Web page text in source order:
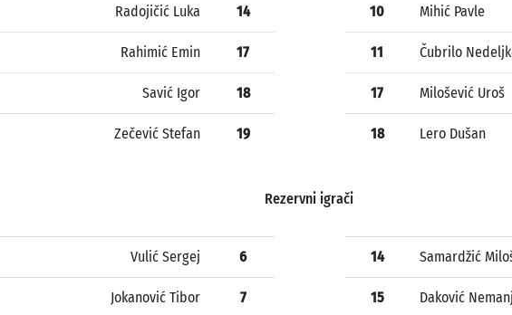
Radojičić Luka 14
Rahimić Emin 17
Savić Igor 18
Zečević Stefan 19
10 Mihić Pavle
11 Čubrilo
17 Milošević Uroš
18 Lero Dušan
Rezervni igrači
Vulić Sergej 6
Jokanović Tibor 7
14 Samardžić
15 Daković